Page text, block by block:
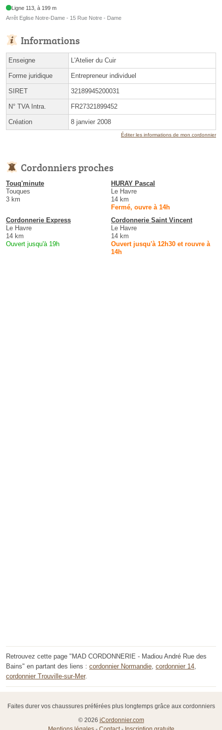
Ligne 113, à 199 m
Arrêt Eglise Notre-Dame - 15 Rue Notre - Dame
Informations
Enseigne L'Atelier du Cuir
Forme juridique Entrepreneur individuel
SIRET 32189945200031
N° TVA Intra. FR27321899452
Création 8 janvier 2008
Éditer les informations de mon cordonnier
Cordonniers proches
Touq'minute
Touques
3 km
HURAY Pascal
Le Havre
14 km
Fermé, ouvre à 14h
Cordonnerie Express
Le Havre
14 km
Ouvert jusqu'à 19h
Cordonnerie Saint Vincent
Le Havre
14 km
Ouvert jusqu'à 12h30 et rouvre à
14h
Retrouvez cette page "MAD CORDONNERIE - Madiou André Rue des
Bains" en partant des liens : cordonnier Normandie cordonnier 14
cordonnier Trouville-sur-Mer.
Faites durer vos chaussures préférées plus longtemps grâce aux cordonniers
© 2026 iCordonnier.com